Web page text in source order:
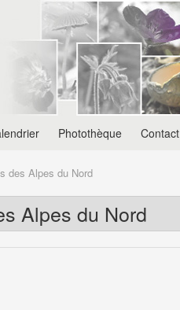
Photothèque Contact
des Alpes du Nord
Alpes du Nord